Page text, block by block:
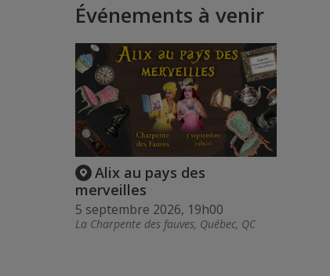
Événements à venir
Alix au pays des
merveilles
5 septembre 2026, 19h00
La Charpente des fauves, Québec, QC